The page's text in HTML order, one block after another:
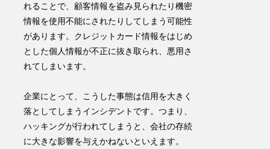
れることで、 顧客情報を盗み見られたり機密
情報を使用不能にされたりしてしまう可能性
があります。クレジットカード情報をはじめ
とした個人情報が不正に抜き取られ、悪用さ
れてしまいます。
企業にとって、こうした事態は信用を大きく
落としてしまうインシデント です。つまり、
ハッキングが行われてしまうと、会社の存続
に大きな影響を与えかねないといえます。